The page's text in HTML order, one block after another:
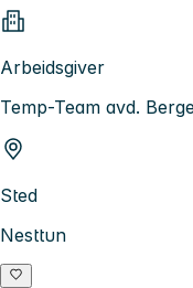
Arbeidsgiver
Temp-Team avd.
Sted
Nesttun